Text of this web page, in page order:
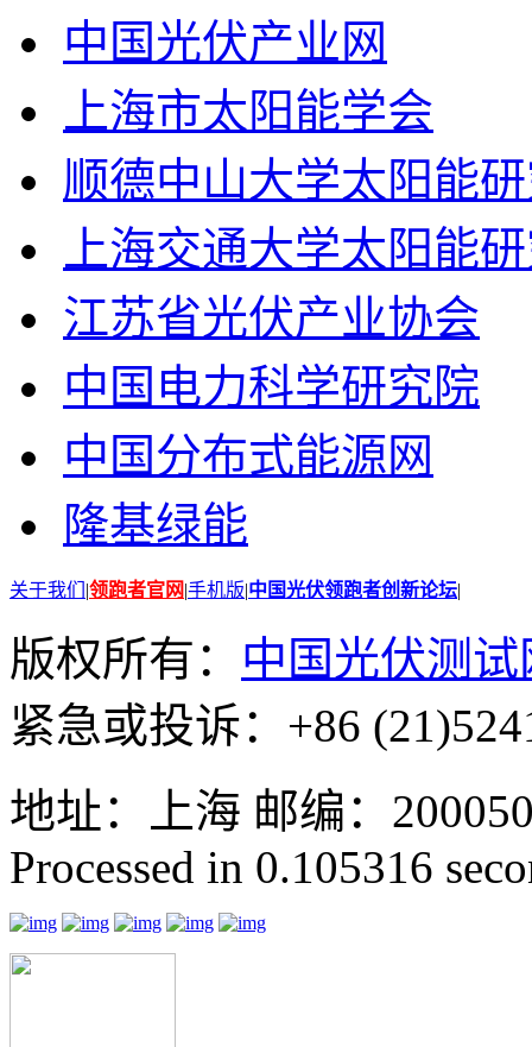
中国光伏产业网
上海市太阳能学会
顺德中山大学太阳能
上海交通大学太阳能
江苏省光伏产业协会
中国电力科学研究院
中国分布式能源网
隆基绿能
关于我们 |领跑者官网|手机版|中国光伏领跑者创新论坛|
版权所有： 中国光伏测试
紧急或投诉：+86
地址：上海 邮编：
Processed in 0.105316